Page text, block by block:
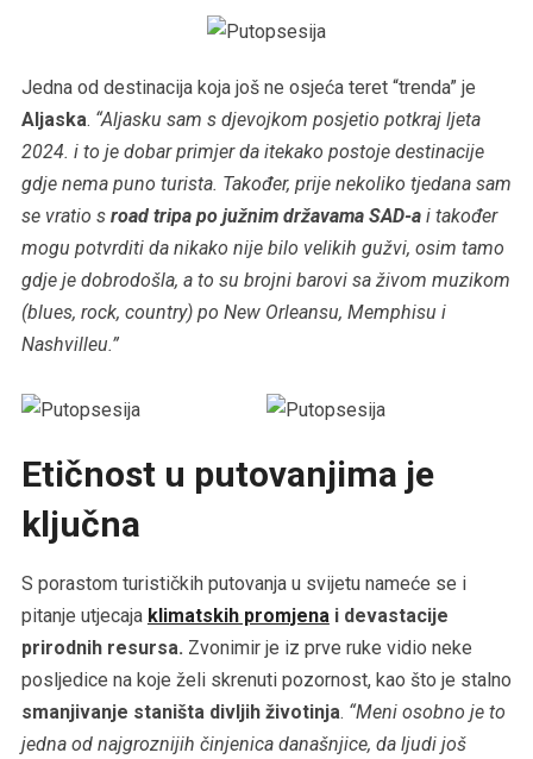
Jedna od destinacija koja još ne osjeća teret “trenda” je
Aljaska. “Aljasku sam s djevojkom posjetio potkraj ljeta
2024. i to je dobar primjer da itekako postoje destinacije
gdje nema puno turista. Također, prije nekoliko tjedana sam
se vratio s road tripa po južnim državama SAD-ai također
mogu potvrditi da nikako nije bilo velikih gužvi, osim tamo
gdje je dobrodošla, a to su brojni barovi sa živom muzikom
(blues, rock, country) po New Orleansu, Memphisu i
Nashvilleu.”
Etičnost u putovanjima je
ključna
S porastom turističkih putovanja u svijetu nameće se i
pitanje utjecaja klimatskih promjena i devastacije
prirodnih resursa. Zvonimir je iz prve ruke vidio neke
posljedice na koje želi skrenuti pozornost, kao što je stalno
smanjivanje staništa divljih životinja. “Meni osobno je to
jedna od najgroznijih činjenica današnjice, da ljudi još